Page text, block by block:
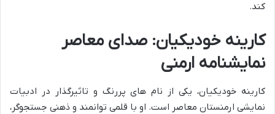
کند.
کارینه خودیکیان: صدای معاصر
نمایشنامه ارمنی
کارینه خودیکیان، یکی از نام های پررنگ و تاثیرگذار در ادبیات
نمایشی ارمنستان معاصر است. او با قلمی توانمند و ذهنی جستجوگر،